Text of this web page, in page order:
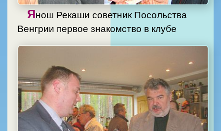
Янош Рекаши советник Посольства
Венгрии первое знакомство в клубе